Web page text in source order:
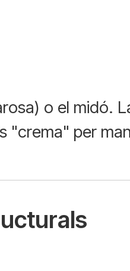
o el midó.
"crema" per